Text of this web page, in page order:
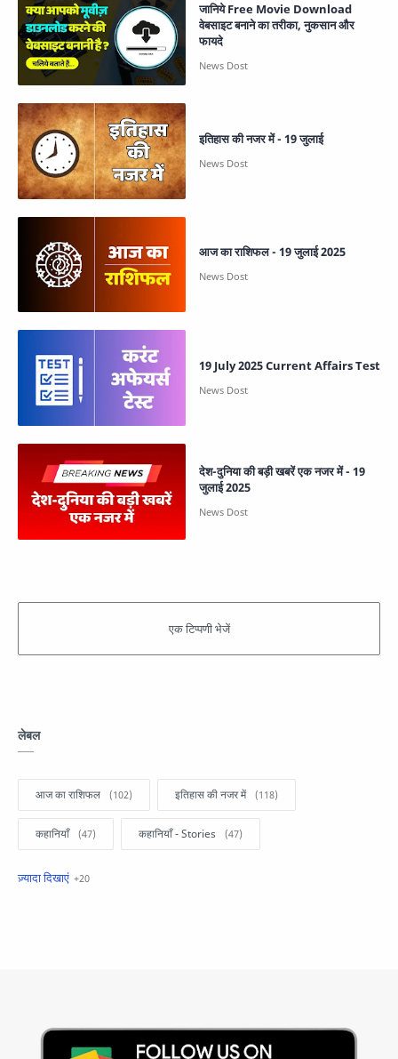
जानिये Free Movie Download
वेबसाइट बनाने का तरीका, नुकसान और
फायदे
इतिहास की नजर में - 19 जुलाई
आज का राशिफल - 19 जुलाई 2025
19 July 2025 Current Affairs Test
देश-दुनिया की बड़ी खबरें एक नजर में - 19
जुलाई 2025
लेबल
आज का राशिफल इतिहास की नजर में
कहानियाँ कहानियाँ - Stories
खबरें फटाफट
Hindi Stories International